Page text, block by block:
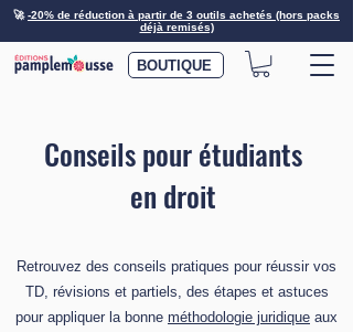
🚀-20% de réduction à partir de 3 outils achetés (hors packs
déjà remisés)
BOUTIQUE
Conseils pour étudiants
en droit
Retrouvez des conseils pratiques pour réussir vos
TD, révisions et partiels, des étapes et astuces
pour appliquer la bonne méthodologie juridique aux